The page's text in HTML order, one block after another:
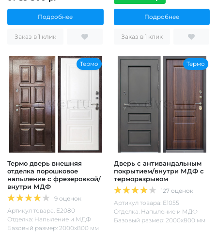
Подробнее
Заказ в 1 клик
Подробнее
Заказ в 1 клик
Термо
Термо дверь внешняя
отделка порошковое
напыление с фрезеровкой/
внутри МДФ
9 оценок
Артикул товара: Е2080
Отделка: Напыление и МДФ
Базовый размер: 2000х800 мм
Термо
Дверь с антивандальным
покрытием/внутри МДФ с
терморазрывом
127 оценок
Артикул товара: Е1055
Отделка: Напыление и МДФ
Базовый размер: 2000х800 мм